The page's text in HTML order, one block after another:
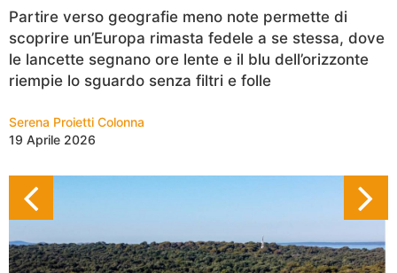
Partire verso geografie meno note permette di
scoprire un’Europa rimasta fedele a se stessa, dove
le lancette segnano ore lente e il blu dell’orizzonte
riempie lo sguardo senza filtri e folle
Serena Proietti Colonna
19 Aprile 2026